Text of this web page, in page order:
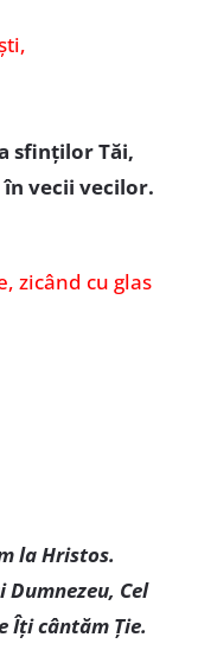
sfinţilor Tăi,
vecii vecilor.
zicând cu glas
la Hristos.
Cel
Îţi cântăm Ţie.